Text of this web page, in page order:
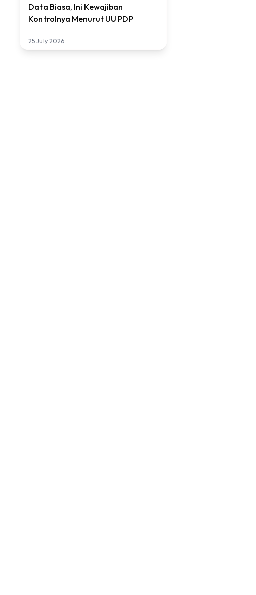
Data Biasa, Ini Kewajiban
Kontrolnya Menurut UU PDP
25 July 2026